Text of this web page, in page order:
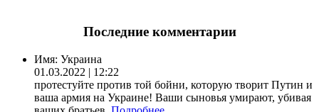
Последние комментарии
Имя: Украина
01.03.2022 | 12:22
протестуйте против той бойни, которую творит Путин и
ваша армия на Украине! Ваши сыновья умирают, убивая